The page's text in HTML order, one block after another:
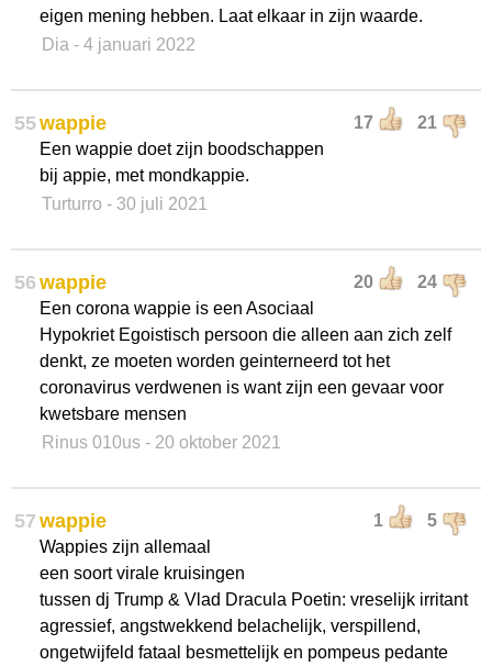
eigen mening hebben. Laat elkaar in zijn waarde.
Dia - 4 januari 2022
55 17 21
wappie
Een wappie doet zijn boodschappen
bij appie, met mondkappie.
Turturro - 30 juli 2021
56 20 24
wappie
Een corona wappie is een Asociaal
Hypokriet Egoistisch persoon die alleen aan zich zelf
denkt, ze moeten worden geinterneerd tot het
coronavirus verdwenen is want zijn een gevaar voor
kwetsbare mensen
Rinus 010us - 20 oktober 2021
57 1 5
wappie
Wappies zijn allemaal
een soort virale kruisingen
tussen dj Trump & Vlad Dracula Poetin: vreselijk irritant
agressief, angstwekkend belachelijk, verspillend,
ongetwijfeld fataal besmettelijk en pompeus pedante